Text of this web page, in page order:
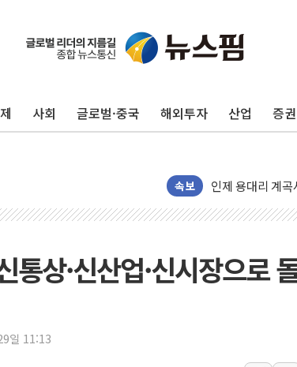
사회 글로벌·중국 해외투자 산업 증
속보
'화합' 꺼낸 김민
李대통령, ISA
연일 폭염에 온
中 전방위 아파
동해시, 11~14
강원 중·남부 동
폭염에 車 운전
李대통령, 'ISA·
'호우 특보' 경
주말 무더위·
오세훈 "용산공
상·신산업·신시장으로
일 11:13